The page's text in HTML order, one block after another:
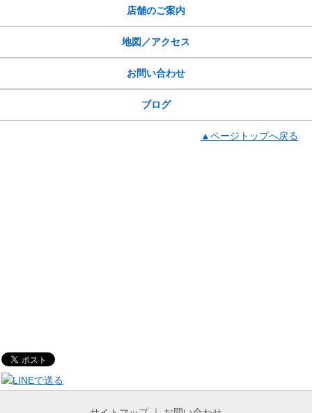
店舗のご案内
地図／アクセス
お問い合わせ
ブログ
▲ページトップへ戻る